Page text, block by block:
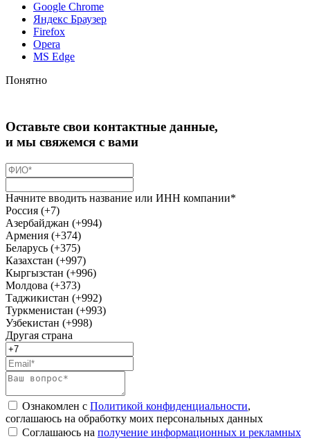
Google Chrome
Яндекс Браузер
Firefox
Opera
MS Edge
Понятно
Оставьте свои контактные данные,
и мы свяжемся с вами
Начните вводить название или ИНН компании*
Россия (+7)
Азербайджан (+994)
Армения (+374)
Беларусь (+375)
Казахстан (+997)
Кыргызстан (+996)
Молдова (+373)
Таджикистан (+992)
Туркменистан (+993)
Узбекистан (+998)
Другая страна
Ознакомлен с Политикой конфиденциальности,
соглашаюсь на обработку моих персональных данных
Соглашаюсь на получение информационных и рекламных